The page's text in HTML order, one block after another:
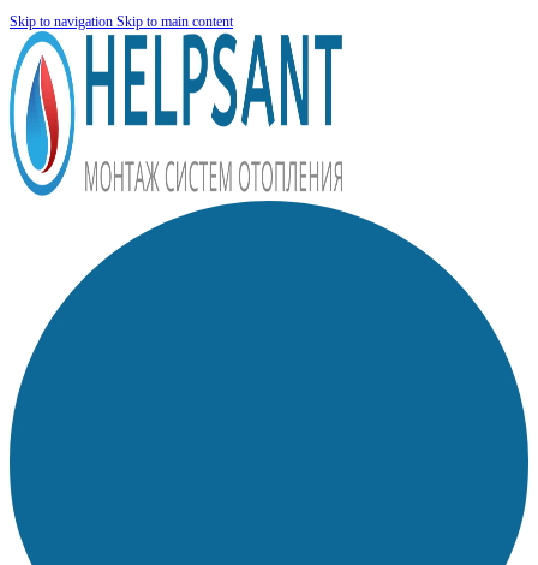
Skip to navigation Skip to main content